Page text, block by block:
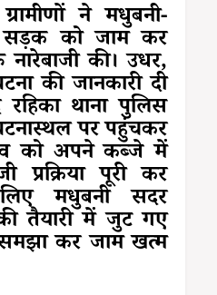
ने मधुबनी-
सड़क को जाम कर
की। उधर,
की जानकारी दी
थाना पुलिस
पर पहुंचकर
को अपने कब्जे में
प्रक्रिया पूरी कर
मधुबनी सदर
तैयारी में जुट गए
कर जाम खत्म